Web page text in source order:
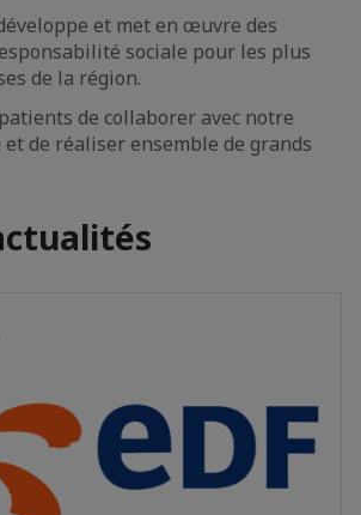
et met en œuvre des
sociale pour les plus
de la région.
de collaborer avec notre
de réaliser ensemble de grands